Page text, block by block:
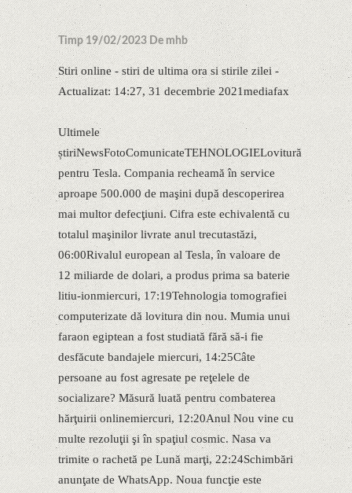
Timp 19/02/2023 De mhb
Stiri online - stiri de ultima ora si stirile zilei -
Actualizat: 14:27, 31 decembrie 2021mediafax
Ultimele
știriNewsFotoComunicateTEHNOLOGIELovitură
pentru Tesla. Compania recheamă în service
aproape 500.000 de maşini după descoperirea
mai multor defecţiuni. Cifra este echivalentă cu
totalul maşinilor livrate anul trecutastăzi,
06:00Rivalul european al Tesla, în valoare de
12 miliarde de dolari, a produs prima sa baterie
litiu-ionmiercuri, 17:19Tehnologia tomografiei
computerizate dă lovitura din nou. Mumia unui
faraon egiptean a fost studiată fără să-i fie
desfăcute bandajele miercuri, 14:25Câte
persoane au fost agresate pe reţelele de
socializare? Măsură luată pentru combaterea
hărţuirii onlinemiercuri, 12:20Anul Nou vine cu
multe rezoluţii şi în spaţiul cosmic. Nasa va
trimite o rachetă pe Lună marţi, 22:24Schimbări
anunţate de WhatsApp. Noua funcţie este